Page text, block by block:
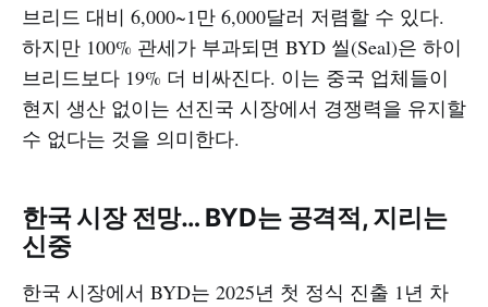
브리드 대비 6,000~1만 6,000달러 저렴할 수 있다.
하지만 100% 관세가 부과되면 BYD 씰(Seal)은 하이
브리드보다 19% 더 비싸진다. 이는 중국 업체들이
현지 생산 없이는 선진국 시장에서 경쟁력을 유지할
수 없다는 것을 의미한다.​
한국 시장 전망… BYD는 공격적, 지리는
신중
한국 시장에서 BYD는 2025년 첫 정식 진출 1년 차